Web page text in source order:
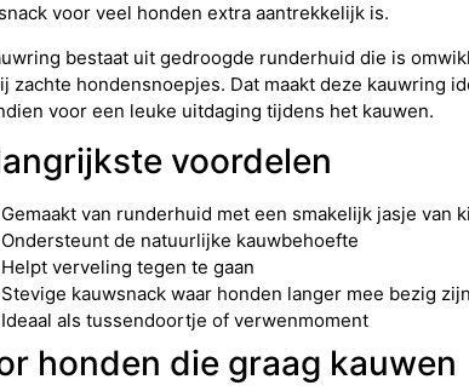
voor veel honden extra aantrekkelijk is.
bestaat uit gedroogde runderhuid die is
zachte hondensnoepjes. Dat maakt deze kauwring
voor een leuke uitdaging tijdens het kauwen.
voordelen
Gemaakt van runderhuid met een smakelijk jasje van
Ondersteunt de natuurlijke kauwbehoefte
Helpt verveling tegen te gaan
Stevige kauwsnack waar honden langer mee bezig zijn
Ideaal als tussendoortje of verwenmoment
honden die graag kauwen